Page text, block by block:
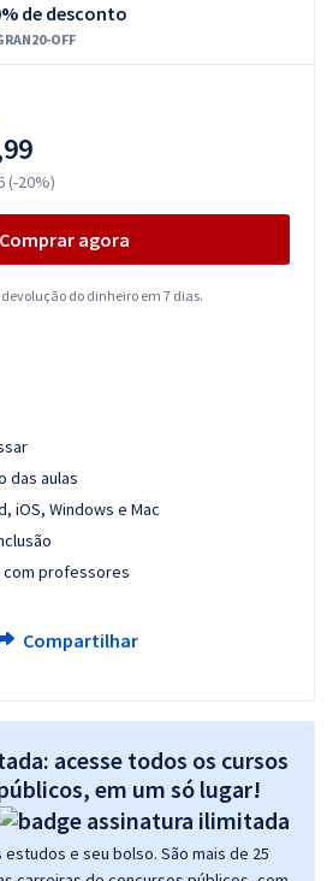
de desconto
OFF
(-20%)
Comprar agora
do dinheiro em 7 dias.
das aulas
iOS, Windows e Mac
com professores
Compartilhar
acesse todos os cursos
em um só lugar!
e seu bolso. São mais de 25